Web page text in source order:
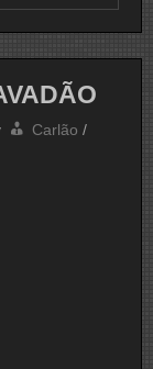
BON
JOVI
Carlão /